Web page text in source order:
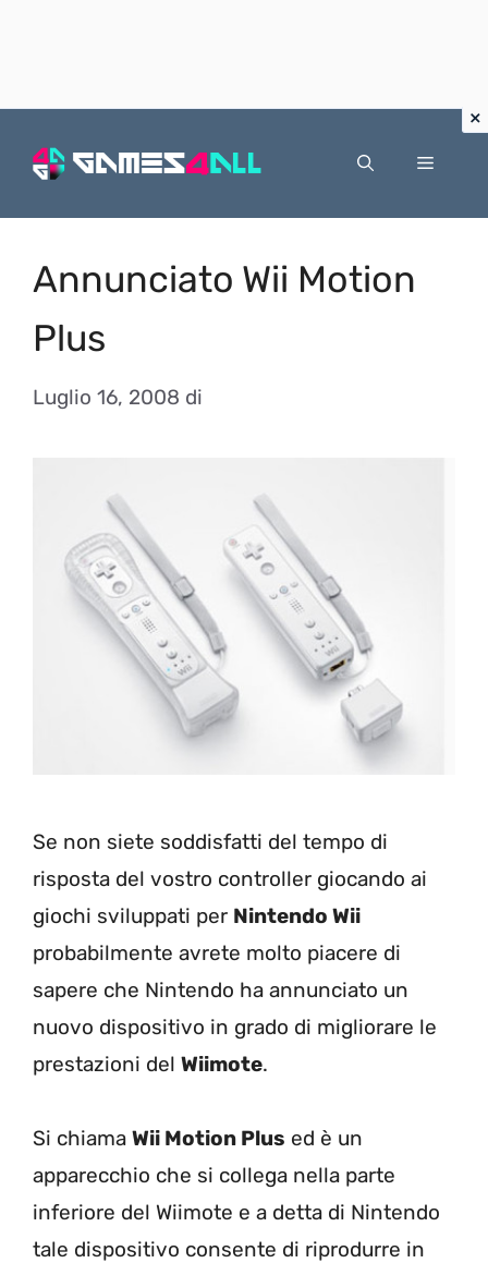
Menu
Annunciato Wii Motion
Plus
Luglio 16, 2008 di
Se non siete soddisfatti del tempo di
risposta del vostro controller giocando ai
giochi sviluppati per Nintendo Wii
probabilmente avrete molto piacere di
sapere che Nintendo ha annunciato un
nuovo dispositivo in grado di migliorare le
prestazioni del Wiimote.
Si chiama Wii Motion Plus ed è un
apparecchio che si collega nella parte
inferiore del Wiimote e a detta di Nintendo
tale dispositivo consente di riprodurre in